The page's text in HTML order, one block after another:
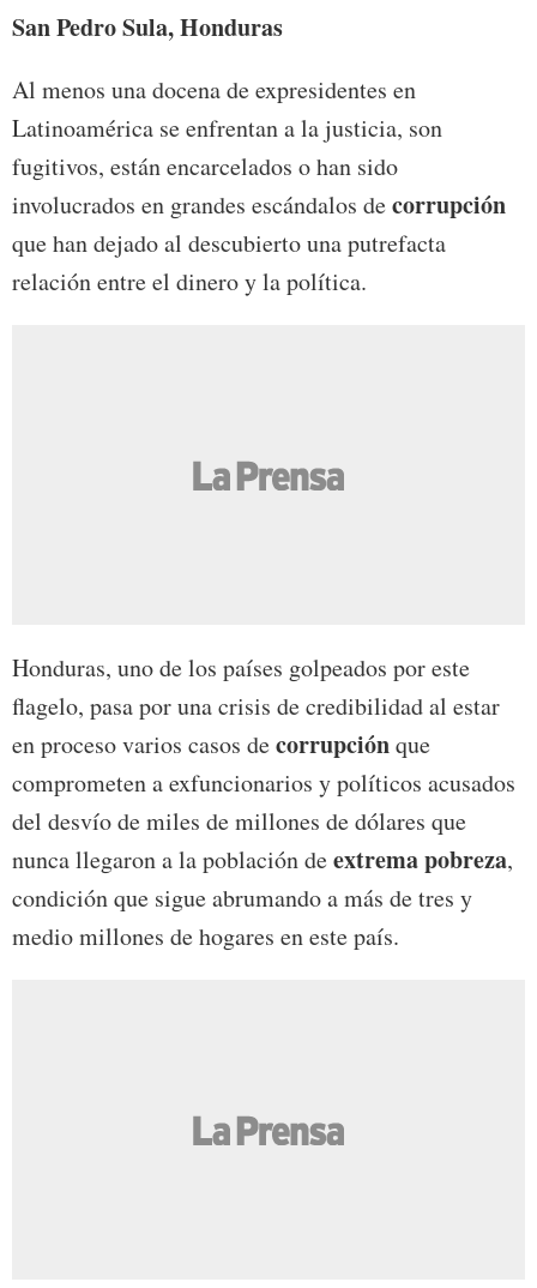
San Pedro Sula, Honduras
Al menos una docena de expresidentes en
Latinoamérica se enfrentan a la justicia, son
fugitivos, están encarcelados o han sido
involucrados en grandes escándalos decorrupción
que han dejado al descubierto una putrefacta
relación entre el dinero y la política.
Honduras, uno de los países golpeados por este
flagelo, pasa por una crisis de credibilidad al estar
en proceso varios casos decorrupciónque
comprometen a exfuncionarios y políticos acusados
del desvío de miles de millones de dólares que
nunca llegaron a la población deextrema pobreza,
condición que sigue abrumando a más de tres y
medio millones de hogares en este país.